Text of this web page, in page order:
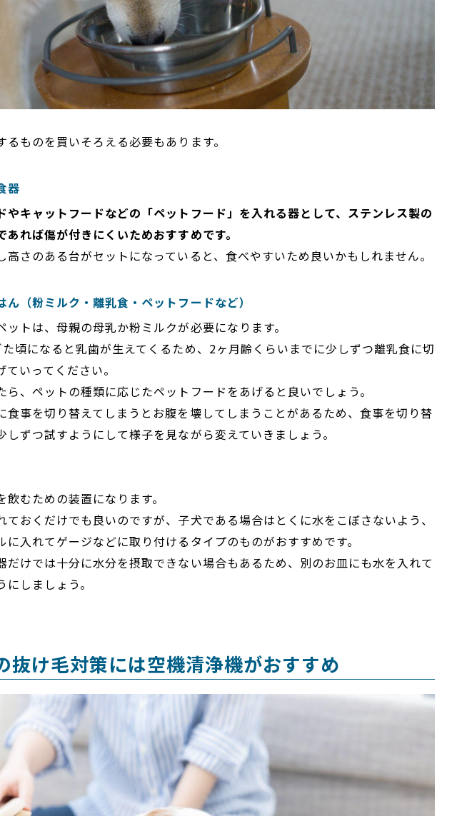
るものを買いそろえる必要もあります。
器
やキャットフードなどの「ペットフード」を入れる器として、ステンレス製の
あれば傷が付きにくいためおすすめです。
高さのある台がセットになっていると、食べやすいため良いかもしれません。
ん（粉ミルク・離乳食・ペットフードなど）
ットは、母親の母乳か粉ミルクが必要になります。
頃になると乳歯が生えてくるため、2ヶ月齢くらいまでに少しずつ離乳食に切
ていってください。
ら、ペットの種類に応じたペットフードをあげると良いでしょう。
食事を切り替えてしまうとお腹を壊してしまうことがあるため、食事を切り替
しずつ試すようにして様子を見ながら変えていきましょう。
飲むための装置になります。
ておくだけでも良いのですが、子犬である場合はとくに水をこぼさないよう、
に入れてゲージなどに取り付けるタイプのものがおすすめです。
だけでは十分に水分を摂取できない場合もあるため、別のお皿にも水を入れて
しましょう。
抜け毛対策には空機清浄機がおすすめ